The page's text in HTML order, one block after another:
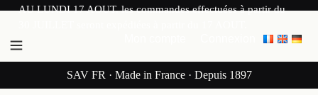
AU LUNDI 17 AOUT. les commandes effectuées à partir du
SAV FR · Made in France · Depuis 1897